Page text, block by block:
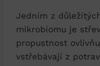
Jedním z
mikrobiomu je
propustnost
vstřebávají z